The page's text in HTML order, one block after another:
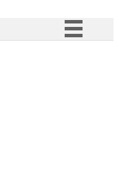
à informação